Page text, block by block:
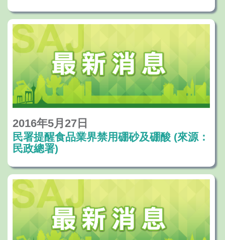
2016年5月27日
民署提醒食品業界禁用硼砂及硼酸 (來源：
民政總署)